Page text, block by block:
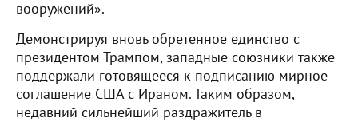
вооружений».
Демонстрируя вновь обретенное единство с
президентом Трампом, западные союзники также
поддержали готовящееся к подписанию мирное
соглашение США с Ираном. Таким образом,
недавний сильнейший раздражитель в